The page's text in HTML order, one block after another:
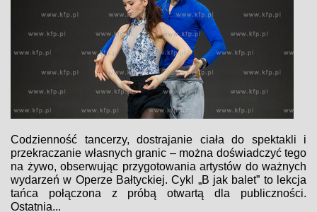
Codzienność tancerzy, dostrajanie ciała do spektakli i
przekraczanie własnych granic – można doświadczyć tego
na żywo, obserwując przygotowania artystów do ważnych
wydarzeń w Operze Bałtyckiej. Cykl „B jak balet” to lekcja
tańca połączona z próbą otwartą dla publiczności.
Ostatnia...